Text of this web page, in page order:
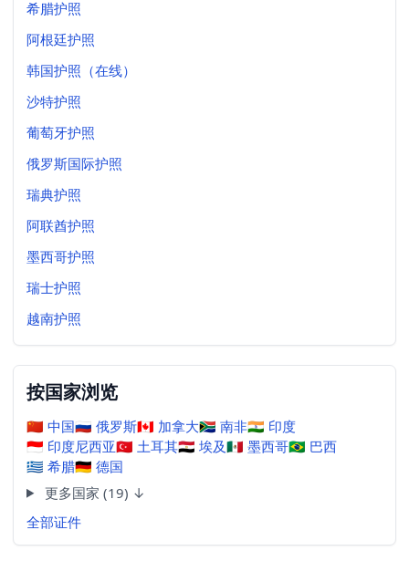
希腊护照
阿根廷护照
韩国护照（在线）
沙特护照
葡萄牙护照
俄罗斯国际护照
瑞典护照
阿联酋护照
墨西哥护照
瑞士护照
越南护照
按国家浏览
🇨🇳 中国🇷🇺 俄罗斯🇨🇦 加拿大🇿🇦 南非🇮🇳 印度
🇮🇩 印度尼西亚🇹🇷 土耳其🇪🇬 埃及🇲🇽 墨西哥🇧🇷 巴西
🇬🇷 希腊🇩🇪 德国
更多国家 (19) ↓
全部证件